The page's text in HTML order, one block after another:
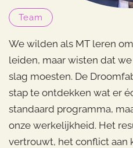
Team
We wilden als MT leren
leiden, maar wisten dat
slag moesten. De
stap te ontdekken wat er
standaard programma,
onze werkelijkheid. Het
vertrouwt, het conflict aan